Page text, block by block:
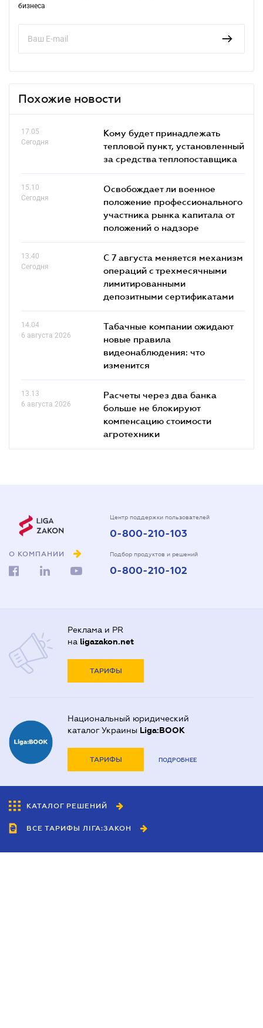
бизнеса
Похожие новости
17.05
Сегодня
Кому будет принадлежать
тепловой пункт, установленный
за средства теплопоставщика
15.10
Сегодня
Освобождает ли военное
положение профессионального
участника рынка капитала от
положений о надзоре
13.40
Сегодня
С 7 августа меняется механизм
операций с трехмесячными
лимитированными
депозитными сертификатами
14.04
6 августа 2026
Табачные компании ожидают
новые правила
видеонаблюдения: что
изменится
13.13
6 августа 2026
Расчеты через два банка
больше не блокируют
компенсацию стоимости
агротехники
О КОМПАНИИ
Центр поддержки пользователей
0-800-210-103
Подбор продуктов и решений
0-800-210-102
Реклама и PR
на ligazakon.net
ТАРИФЫ
Национальный юридический
каталог Украины Liga:BOOK
ТАРИФЫ ПОДРОБНЕЕ
КАТАЛОГ РЕШЕНИЙ
ВСЕ ТАРИФЫ ЛІГА:ЗАКОН